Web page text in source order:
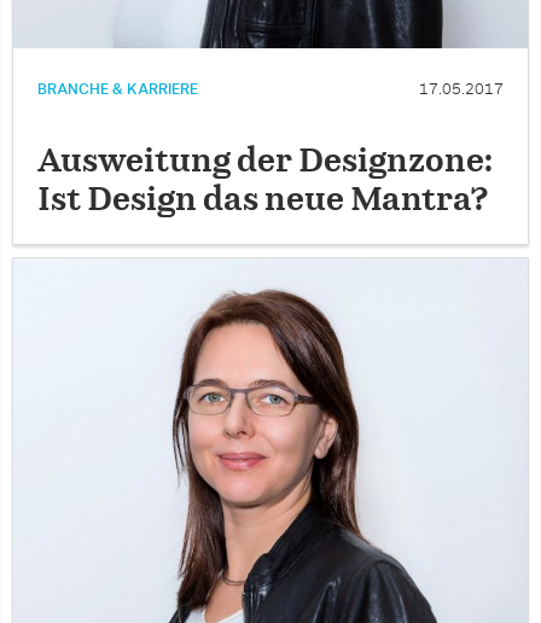
BRANCHE & KARRIERE 17.05.2017
Ausweitung der Designzone:
Ist Design das neue Mantra?